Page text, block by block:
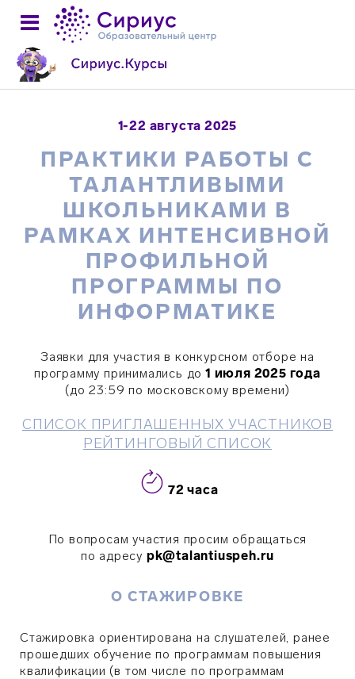
1-22 августа 2025
ПРАКТИКИ РАБОТЫ С
ТАЛАНТЛИВЫМИ
ШКОЛЬНИКАМИ В
РАМКАХ ИНТЕНСИВНОЙ
ПРОФИЛЬНОЙ
ПРОГРАММЫ ПО
ИНФОРМАТИКЕ
Заявки для участия в конкурсном отборе на
программу принимались до 1 июля 2025 года
(до 23:59 по московскому времени)
СПИСОК ПРИГЛАШЕННЫХ УЧАСТНИКОВ
РЕЙТИНГОВЫЙ СПИСОК
72 часа
По вопросам участия просим обращаться
по адресу pk@talantiuspeh.ru
О СТАЖИРОВКЕ
Стажировка ориентирована на слушателей, ранее
прошедших обучение по программам повышения
квалификации (в том числе по программам